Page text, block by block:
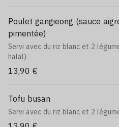
Poulet gangieong (sauce
pimentée)
Servi avec du riz blanc et 2
halal)
13,90 €
Tofu busan
Servi avec du riz blanc et 2